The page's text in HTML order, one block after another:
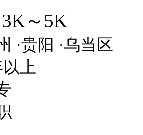
3K～5K
·贵阳 ·乌当区
以上